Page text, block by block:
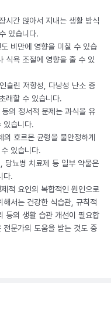
시간 앉아서 지내는 생활 방식
있습니다.
비만에 영향을 미칠 수 있습
식욕 조절에 영향을 줄 수 있
슐린 저항성, 다낭성 난소 증
래할 수 있습니다.
의 정서적 문제는 과식을 유
있습니다.
호르몬 균형을 불안정하게
있습니다.
당뇨병 치료제 등 일부 약물은
다.
적 요인의 복합적인 원인으로
서는 건강한 식습관, 규칙적
등의 생활 습관 개선이 필요합
문가의 도움을 받는 것도 중